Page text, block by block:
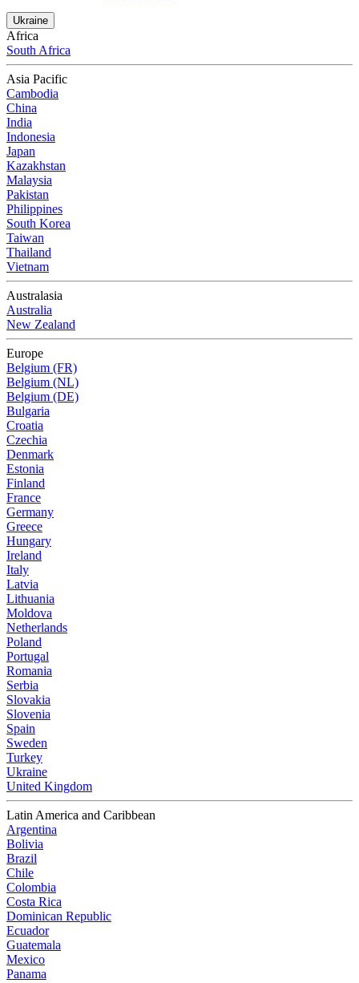
Ukraine
Africa
South Africa
Asia Pacific
Cambodia
China
India
Indonesia
Japan
Kazakhstan
Malaysia
Pakistan
Philippines
South Korea
Taiwan
Thailand
Vietnam
Australasia
Australia
New Zealand
Europe
Belgium (FR)
Belgium (NL)
Belgium (DE)
Bulgaria
Croatia
Czechia
Denmark
Estonia
Finland
France
Germany
Greece
Hungary
Ireland
Italy
Latvia
Lithuania
Moldova
Netherlands
Poland
Portugal
Romania
Serbia
Slovakia
Slovenia
Spain
Sweden
Turkey
Ukraine
United Kingdom
Latin America and Caribbean
Argentina
Bolivia
Brazil
Chile
Colombia
Costa Rica
Dominican Republic
Ecuador
Guatemala
Mexico
Panama